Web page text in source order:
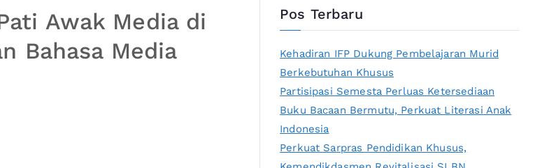
Awak Media di
Bahasa Media
Pos Terbaru
Kehadiran IFP Dukung Pembelajaran Murid
Berkebutuhan Khusus
Partisipasi Semesta Perluas Ketersediaan
Buku Bacaan Bermutu, Perkuat Literasi Anak
Indonesia
Perkuat Sarpras Pendidikan Khusus,